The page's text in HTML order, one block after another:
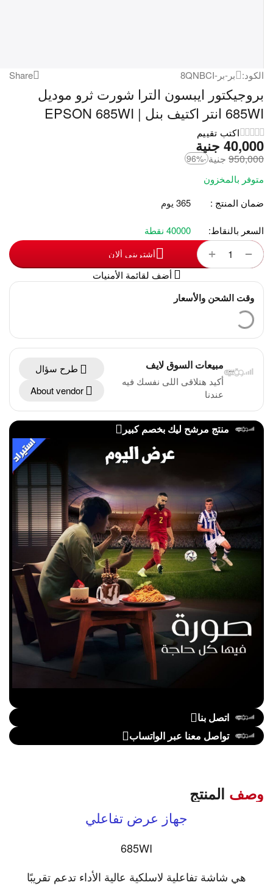
الكود: بر-بر-8QNBCI Share
بروجيكتور ايبسون الترا شورت ثرو موديل
685WI انتر اكتيف بنل | EPSON 685WI
اكتب تقييم
جنية 40,000
جنية 950,000
-96%
متوفر بالمخزون
ضمان المنتج :
365 يوم
السعر بالنقاط: 40000 نقطة
+ − أشترينى ألان
أضف لقائمة الأمنيات
وقت الشحن والأسعار
مبيعات السوق لايف
أكيد هتلاقى اللى نفسك فيه
عندنا
طرح سؤال
About vendor
منتج مرشح ليك بخصم كبير
اتصل بنا
تواصل معنا عبر الواتساب
وصف المنتج
جهاز عرض تفاعلي
685WI
هي شاشة تفاعلية لاسلكية عالية الأداء تدعم تقريبًا